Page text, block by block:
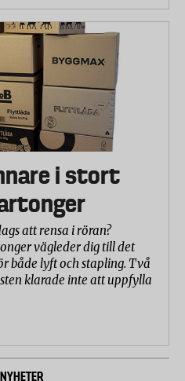
i stort
att rensa i röran?
vägleder dig till det
både lyft och stapling. Två
klarade inte att uppfylla